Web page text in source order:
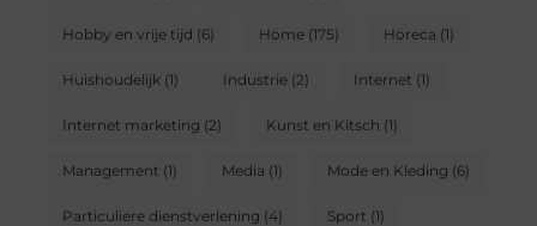
Hobby en vrije tijd (6) Home(175) Horeca (1)
Huishoudelijk (1) Industrie(2) Internet (1)
Internet marketing (2) Kunst en Kitsch (1)
Management (1) Media (1) Mode en Kleding (6)
Particuliere dienstverlening (4) Sport (1)